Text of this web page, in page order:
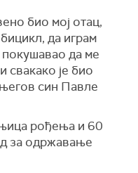
био мој отац,
да играм
да ме
свакако је био
син Павле
рођења и 60
за одржавање